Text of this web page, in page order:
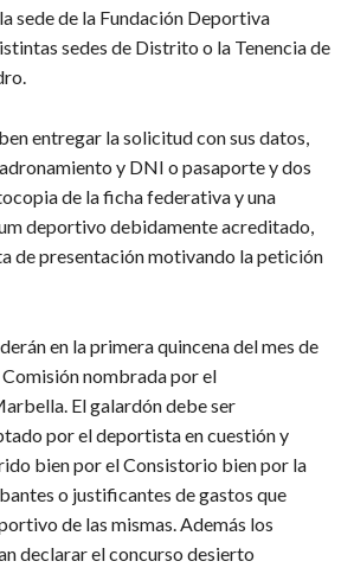
sede de la Fundación Deportiva
sedes de Distrito o la Tenencia de
entregar la solicitud con sus datos,
y DNI o pasaporte y dos
de la ficha federativa y una
deportivo debidamente acreditado,
de presentación motivando la petición
en la primera quincena del mes de
nombrada por el
El galardón debe ser
por el deportista en cuestión y
bien por el Consistorio bien por la
o justificantes de gastos que
de las mismas. Además los
declarar el concurso desierto